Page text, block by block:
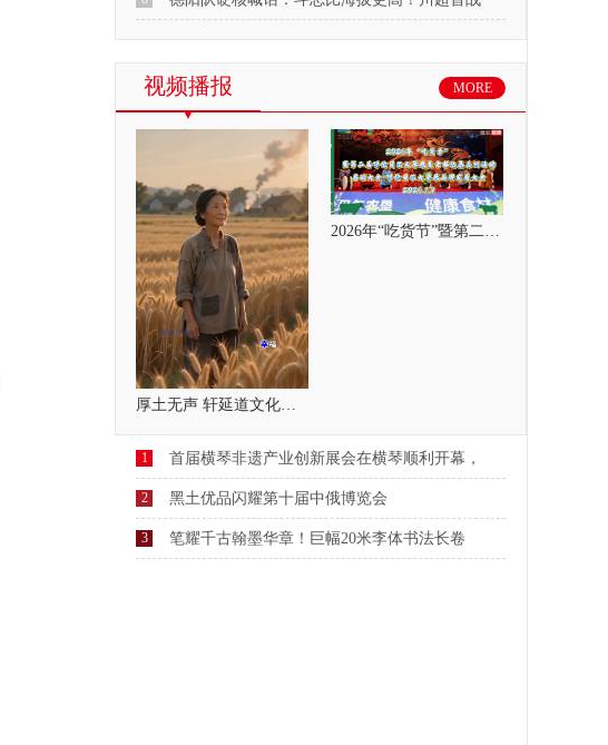
视频播报 MORE
厚土无声 轩延道文化，疗愈自己，温暖他人
2026年“吃货节”暨第二届呼伦贝尔大草
1 首届横琴非遗产业创新展会在横琴顺利开幕，
2 黑土优品闪耀第十届中俄博览会
3 笔耀千古翰墨华章！巨幅20米李体书法长卷